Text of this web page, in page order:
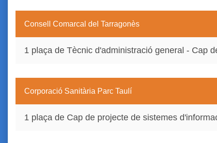
Consell Comarcal del Tarragonès
1 plaça de Tècnic d'administració general - Cap
Corporació Sanitària Parc Taulí
1 plaça de Cap de projecte de sistemes